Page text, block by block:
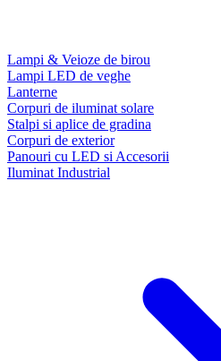
Lampi & Veioze de birou
Lampi LED de veghe
Lanterne
Corpuri de iluminat solare
Stalpi si aplice de gradina
Corpuri de exterior
Panouri cu LED si Accesorii
Iluminat Industrial